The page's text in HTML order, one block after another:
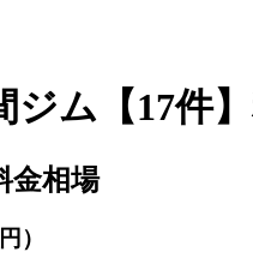
ム【17件
金相場
）